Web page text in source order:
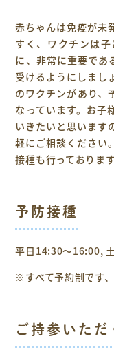
赤ちゃんは免疫が未
すく、ワクチンは
に、非常に重要であ
受けるようにしまし
のワクチンがあり、
なっています。お子
いきたいと思います
軽にご相談ください
接種も行っておりま
予防接種
平日14:30～16:00,
※すべて予約制です
ご持参いただ